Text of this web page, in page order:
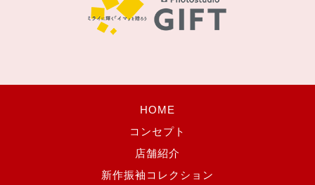
HOME
コンセプト
店舗紹介
新作振袖コレクション